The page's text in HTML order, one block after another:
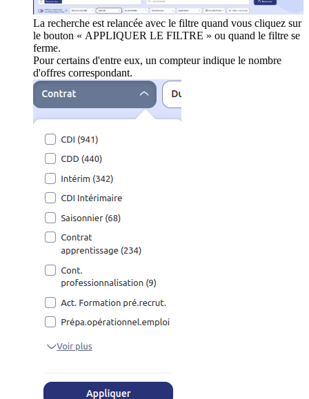
La recherche est relancée avec le filtre quand vous cliquez sur
le bouton « APPLIQUER LE FILTRE » ou quand le filtre se
ferme.
Pour certains d'entre eux, un compteur indique le nombre
d'offres correspondant.